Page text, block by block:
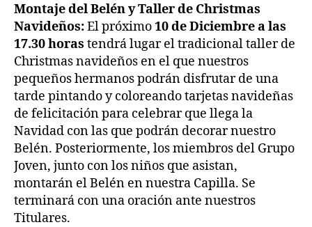
Montaje del Belén y Taller de Christmas
Navideños:El próximo10 de Diciembre a las
17.30horas tendrá lugar el tradicional taller de
Christmas navideños en el que nuestros
pequeños hermanos podrán disfrutar de una
tarde pintando y coloreando tarjetas navideñas
de felicitación para celebrar que llega la
Navidad con las que podrán decorar nuestro
Belén. Posteriormente, los miembros del Grupo
Joven, junto con los niños que asistan,
montarán el Belén en nuestra Capilla. Se
terminará con una oración ante nuestros
Titulares.